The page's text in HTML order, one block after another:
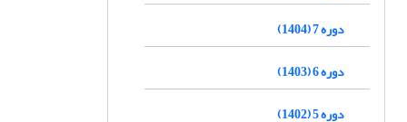
دوره 7 (1404)
دوره 6 (1403)
دوره 5 (1402)